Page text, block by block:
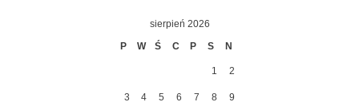
sierpień 2026
P
W Ś C P S N
1 2
3 4 5 6 7 8 9